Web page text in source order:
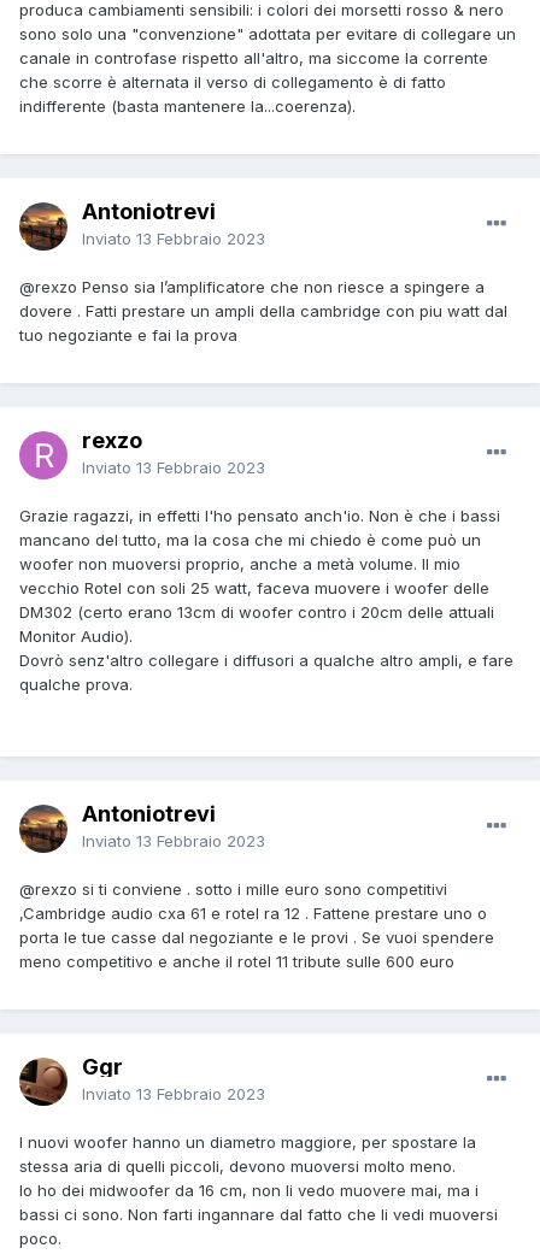
produca cambiamenti sensibili: i colori dei morsetti rosso & nero
sono solo una "convenzione" adottata per evitare di collegare un
canale in controfase rispetto all'altro, ma siccome la corrente
che scorre è alternata il verso di collegamento è di fatto
indifferente (basta mantenere la...coerenza).
Antoniotrevi
Inviato 13 Febbraio 2023
@rexzo Penso sia l’amplificatore che non riesce a spingere a
dovere . Fatti prestare un ampli della cambridge con piu watt dal
tuo negoziante e fai la prova
rexzo
Inviato 13 Febbraio 2023
Grazie ragazzi, in effetti l'ho pensato anch'io. Non è che i bassi
mancano del tutto, ma la cosa che mi chiedo è come può un
woofer non muoversi proprio, anche a metà volume. Il mio
vecchio Rotel con soli 25 watt, faceva muovere i woofer delle
DM302 (certo erano 13cm di woofer contro i 20cm delle attuali
Monitor Audio).
Dovrò senz'altro collegare i diffusori a qualche altro ampli, e fare
qualche prova.
Antoniotrevi
Inviato 13 Febbraio 2023
@rexzo si ti conviene . sotto i mille euro sono competitivi
,Cambridge audio cxa 61 e rotel ra 12 . Fattene prestare uno o
porta le tue casse dal negoziante e le provi . Se vuoi spendere
meno competitivo e anche il rotel 11 tribute sulle 600 euro
Ggr
Inviato 13 Febbraio 2023
I nuovi woofer hanno un diametro maggiore, per spostare la
stessa aria di quelli piccoli, devono muoversi molto meno.
Io ho dei midwoofer da 16 cm, non li vedo muovere mai, ma i
bassi ci sono. Non farti ingannare dal fatto che li vedi muoversi
poco.